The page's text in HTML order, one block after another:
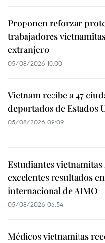
Proponen reforzar
trabajadores
extranjero
05/08/2026 10:00
Vietnam recibe a 47
deportados de Estados
05/08/2026 09:09
Estudiantes
excelentes resultados
internacional de AIMO
05/08/2026 06:54
Médicos vietnamitas